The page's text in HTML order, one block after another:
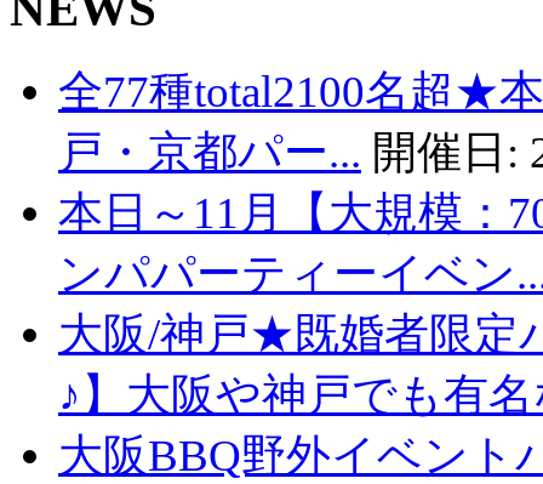
全77種total2100名超★
戸・京都パー... 開催日:
本日～11月【大規模：
ンパパーティーイベン
大阪/神戸★既婚者限定
♪】大阪や神戸でも有
大阪BBQ野外イベント